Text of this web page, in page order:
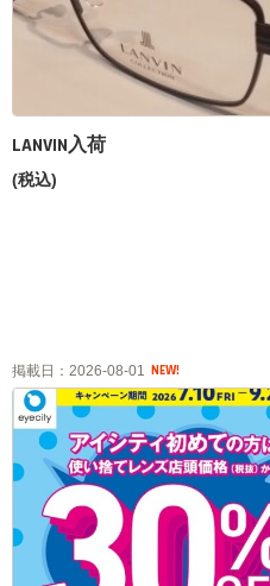
LANVIN入荷
(税込)
掲載日：2026-08-01 NEW!